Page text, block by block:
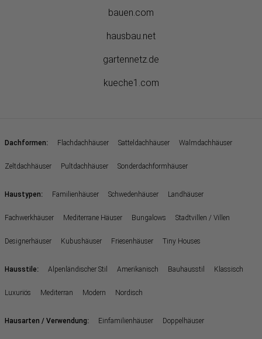
bauen.com
hausbau.net
gartennetz.de
kueche1.com
Dachformen: Flachdachhäuser Satteldachhäuser Walmdachhäuser
Zeltdachhäuser Pultdachhäuser Sonderdachformhäuser
Haustypen: Familienhäuser Schwedenhäuser Landhäuser
Fachwerkhäuser Mediterrane Häuser Bungalows Stadtvillen / Villen
Designerhäuser Kubushäuser Friesenhäuser Tiny Houses
Hausstile: Alpenländischer Stil Amerikanisch Bauhausstil Klassisch
Luxuriös Mediterran Modern Nordisch
Hausarten / Verwendung: Einfamilienhäuser Doppelhäuser